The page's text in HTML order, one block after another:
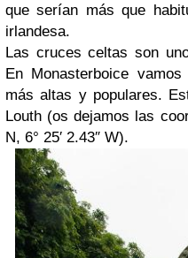
que serían más que
irlandesa.
Las cruces celtas son
En Monasterboice
más altas y populares.
Louth (os dejamos las
N, 6° 25′ 2.43″ W).